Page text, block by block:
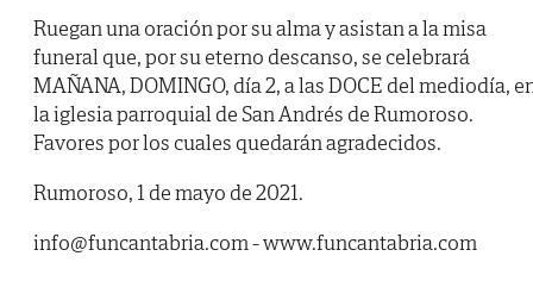
Ruegan una oración por su alma y asistan a la misa
funeral que, por su eterno descanso, se celebrará
MAÑANA, DOMINGO, día 2, a las DOCE del mediodía,
la iglesia parroquial de San Andrés de Rumoroso.
Favores por los cuales quedarán agradecidos.
Rumoroso, 1 de mayo de 2021.
info@funcantabria.com - www.funcantabria.com